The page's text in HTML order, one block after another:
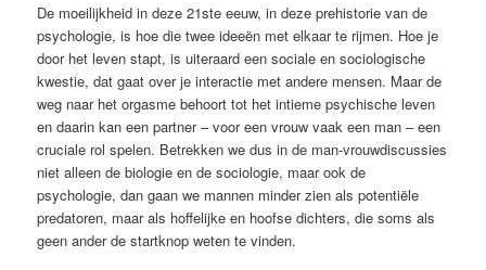
De moeilijkheid in deze 21ste eeuw, in deze prehistorie van de
psychologie, is hoe die twee ideeën met elkaar te rijmen. Hoe je
door het leven stapt, is uiteraard een sociale en sociologische
kwestie, dat gaat over je interactie met andere mensen. Maar de
weg naar het orgasme behoort tot het intieme psychische leven
en daarin kan een partner – voor een vrouw vaak een man – een
cruciale rol spelen. Betrekken we dus in de man-vrouwdiscussies
niet alleen de biologie en de sociologie, maar ook de
psychologie, dan gaan we mannen minder zien als potentiële
predatoren, maar als hoffelijke en hoofse dichters, die soms als
geen ander de startknop weten te vinden.